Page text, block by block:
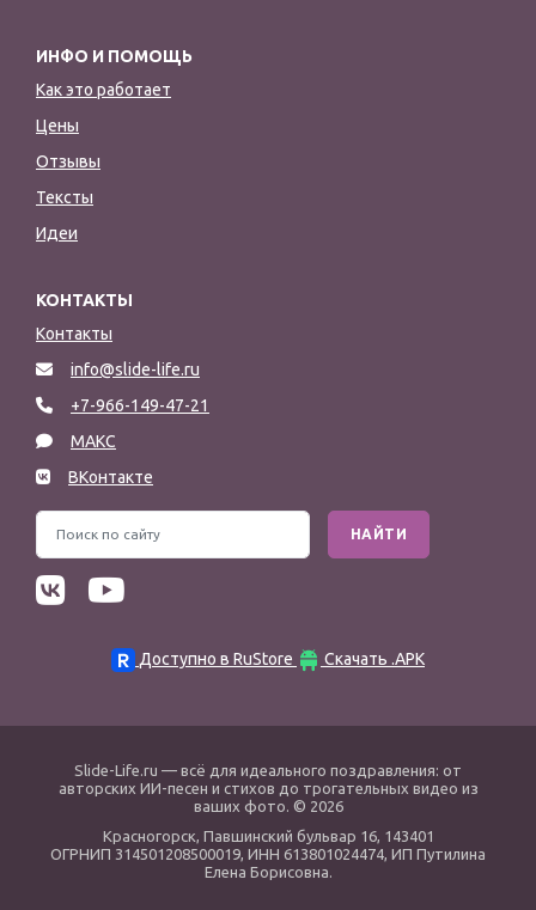
ИНФО И ПОМОЩЬ
Как это работает
Цены
Отзывы
Тексты
Идеи
КОНТАКТЫ
Контакты
info@slide-life.ru
+7-966-149-47-21
МАКС
ВКонтакте
НАЙТИ
Доступно в RuStore Скачать .APK
Slide-Life.ru — всё для идеального поздравления: от
авторских ИИ-песен и стихов до трогательных видео из
ваших фото. © 2026
Красногорск, Павшинский бульвар 16, 143401
ОГРНИП 314501208500019, ИНН 613801024474, ИП Путилина
Елена Борисовна.